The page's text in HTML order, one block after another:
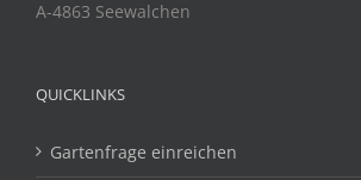
A-4863 Seewalchen
QUICKLINKS
Gartenfrage einreichen